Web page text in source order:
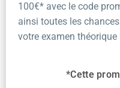
100€* avec le code
ainsi toutes les
votre examen théorique
*Cette